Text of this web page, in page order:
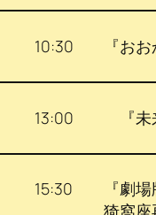
10:30 『お
13:00 『未
15:30
『劇